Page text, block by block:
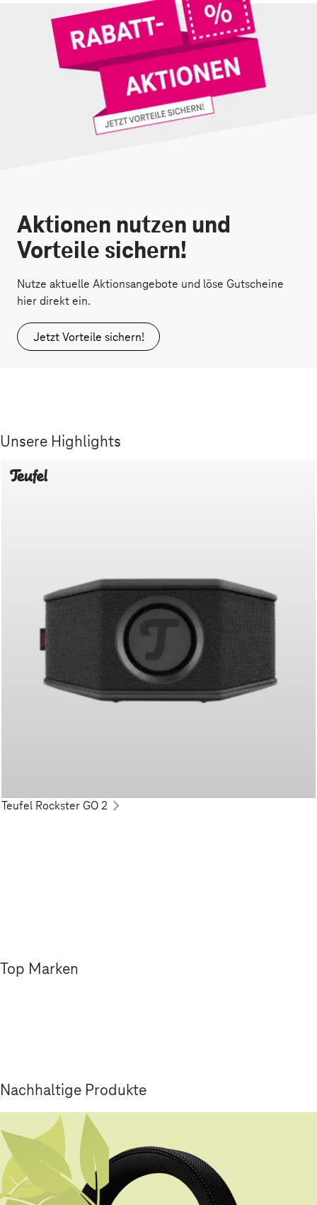
Aktionen nutzen und
Vorteile sichern!
Nutze aktuelle Aktionsangebote und löse Gutscheine
hier direkt ein.
Jetzt Vorteile sichern!
Unsere Highlights
Teufel Rockster GO 2
Top Marken
Nachhaltige Produkte